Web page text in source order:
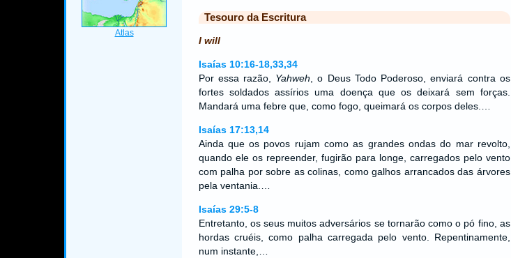
Tesouro da Escritura
I will
Isaías 10:16-18,33,34
Por essa razão, Yahweh , o Deus Todo Poderoso, enviará contra os
fortes soldados assírios uma doença que os deixará sem forças.
Mandará uma febre que, como fogo, queimará os corpos deles.…
Isaías 17:13,14
Ainda que os povos rujam como as grandes ondas do mar revolto,
quando ele os repreender, fugirão para longe, carregados pelo vento
com palha por sobre as colinas, como galhos arrancados das árvores
pela ventania.…
Isaías 29:5-8
Entretanto, os seus muitos adversários se tornarão como o pó fino, as
hordas cruéis, como palha carregada pelo vento. Repentinamente,
num instante,…